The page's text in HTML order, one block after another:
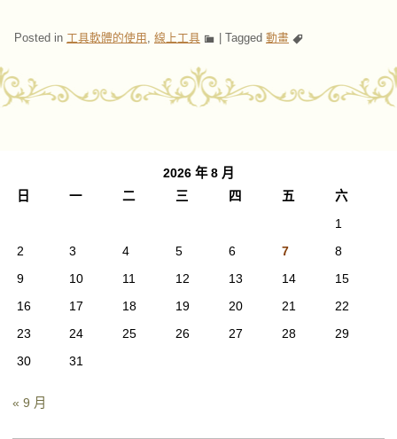
Posted in 工具軟體的使用 , 線上工具 Tagged 動畫
2026 年 8 月
日
一 二 三 四 五
六
1
2
3 4 5 6 7
8
9
10 11 12 13 14
15
16
17 18 19 20 21
22
23
24 25 26 27 28
29
30
31
« 9 月